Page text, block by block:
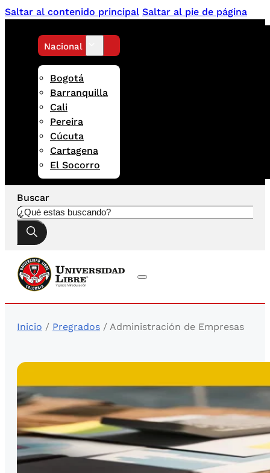
Saltar al contenido principal Saltar al pie de página
Nacional
Bogotá
Barranquilla
Cali
Pereira
Cúcuta
Cartagena
El Socorro
Buscar
Inicio / Pregrados / Administración de Empresas